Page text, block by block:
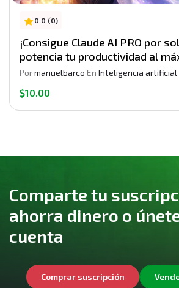
0.0 (0)
¡Consigue Claude AI PRO por
potencia tu productividad al
Pormanuelbarco En Inteligencia artificial
$10.00
Comparte tu
ahorra dinero o
cuenta
Comprar suscripción